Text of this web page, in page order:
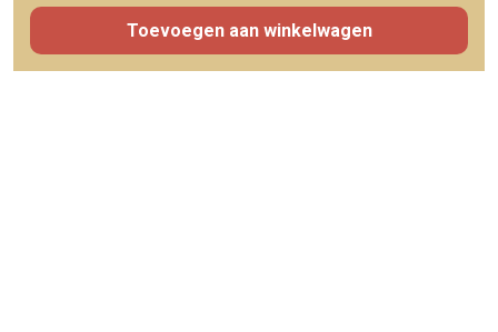
Toevoegen aan winkelwagen